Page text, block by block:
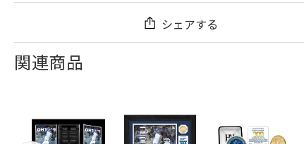
シェアする
関連商品